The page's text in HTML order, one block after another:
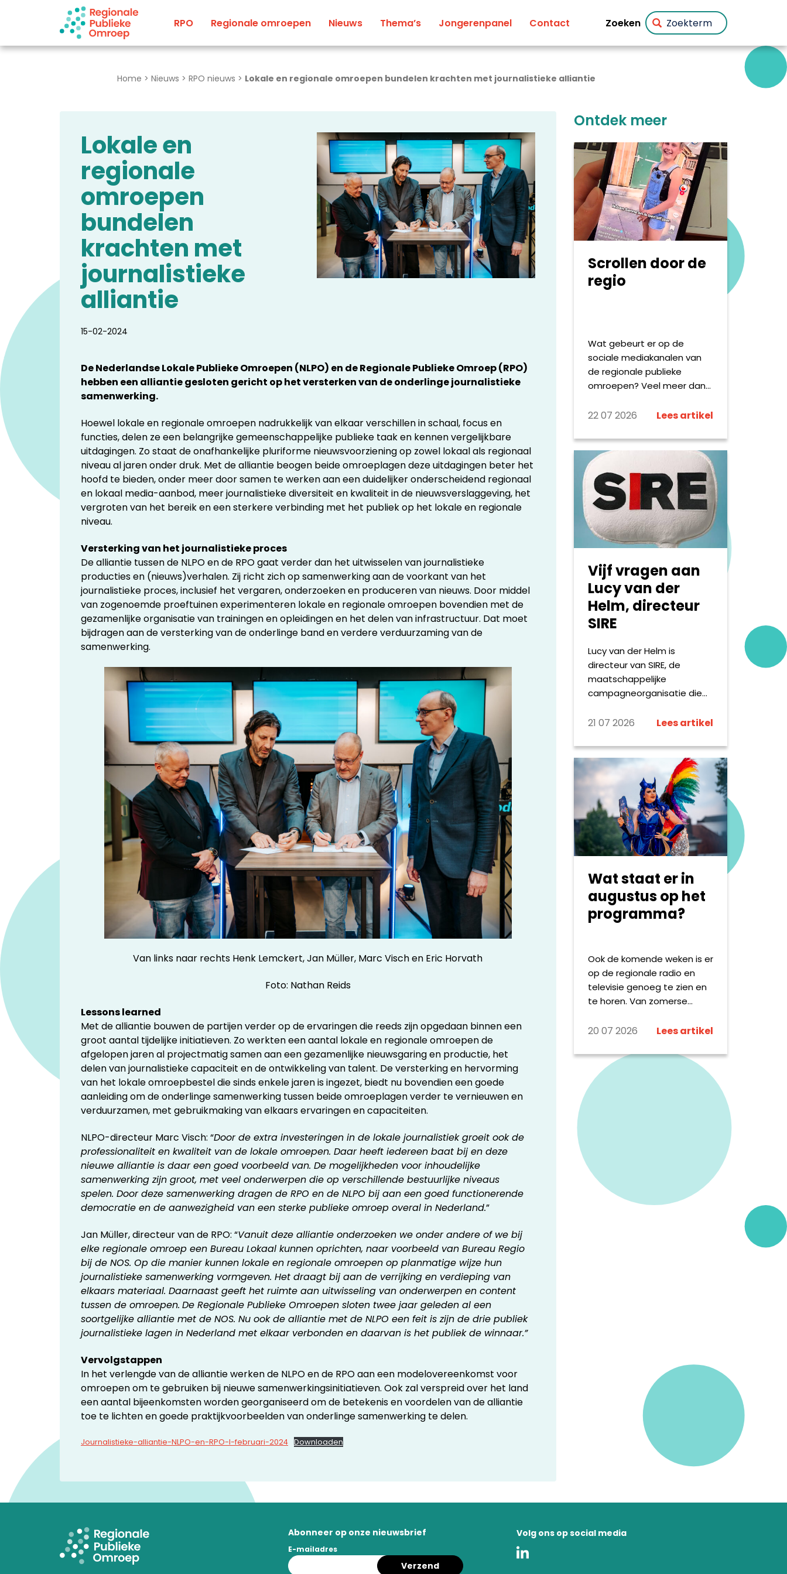
RPO Regionale omroepen Nieuws Thema’s Jongerenpanel Contact Zoeken
Home > Nieuws > RPO nieuws > Lokale en regionale omroepen bundelen krachten met journalistieke alliantie
Lokale en
regionale
omroepen
bundelen
krachten met
journalistieke
alliantie
15-02-2024
De Nederlandse Lokale Publieke Omroepen (NLPO) en de Regionale Publieke Omroep (RPO)
hebben een alliantie gesloten gericht op het versterken van de onderlinge journalistieke
samenwerking.
Hoewel lokale en regionale omroepen nadrukkelijk van elkaar verschillen in schaal, focus en
functies, delen ze een belangrijke gemeenschappelijke publieke taak en kennen vergelijkbare
uitdagingen. Zo staat de onafhankelijke pluriforme nieuwsvoorziening op zowel lokaal als regionaal
niveau al jaren onder druk. Met de alliantie beogen beide omroeplagen deze uitdagingen beter het
hoofd te bieden, onder meer door samen te werken aan een duidelijker onderscheidend regionaal
en lokaal media-aanbod, meer journalistieke diversiteit en kwaliteit in de nieuwsverslaggeving, het
vergroten van het bereik en een sterkere verbinding met het publiek op het lokale en regionale
niveau.
Versterking van het journalistieke proces
De alliantie tussen de NLPO en de RPO gaat verder dan het uitwisselen van journalistieke
producties en (nieuws)verhalen. Zij richt zich op samenwerking aan de voorkant van het
journalistieke proces, inclusief het vergaren, onderzoeken en produceren van nieuws. Door middel
van zogenoemde proeftuinen experimenteren lokale en regionale omroepen bovendien met de
gezamenlijke organisatie van trainingen en opleidingen en het delen van infrastructuur. Dat moet
bijdragen aan de versterking van de onderlinge band en verdere verduurzaming van de
samenwerking.
Van links naar rechts Henk Lemckert, Jan Müller, Marc Visch en Eric Horvath
Foto: Nathan Reids
Lessons learned
Met de alliantie bouwen de partijen verder op de ervaringen die reeds zijn opgedaan binnen een
groot aantal tijdelijke initiatieven. Zo werkten een aantal lokale en regionale omroepen de
afgelopen jaren al projectmatig samen aan een gezamenlijke nieuwsgaring en productie, het
delen van journalistieke capaciteit en de ontwikkeling van talent. De versterking en hervorming
van het lokale omroepbestel die sinds enkele jaren is ingezet, biedt nu bovendien een goede
aanleiding om de onderlinge samenwerking tussen beide omroeplagen verder te vernieuwen en
verduurzamen, met gebruikmaking van elkaars ervaringen en capaciteiten.
NLPO-directeur Marc Visch: “Door de extra investeringen in de lokale journalistiek groeit ook de
professionaliteit en kwaliteit van de lokale omroepen. Daar heeft iedereen baat bij en deze
nieuwe alliantie is daar een goed voorbeeld van. De mogelijkheden voor inhoudelijke
samenwerking zijn groot, met veel onderwerpen die op verschillende bestuurlijke niveaus
spelen. Door deze samenwerking dragen de RPO en de NLPO bij aan een goed functionerende
democratie en de aanwezigheid van een sterke publieke omroep overal in Nederland.”
Jan Müller, directeur van de RPO: “Vanuit deze alliantie onderzoeken we onder andere of we bij
elke regionale omroep een Bureau Lokaal kunnen oprichten, naar voorbeeld van Bureau Regio
bij de NOS. Op die manier kunnen lokale en regionale omroepen op planmatige wijze hun
journalistieke samenwerking vormgeven. Het draagt bij aan de verrijking en verdieping van
elkaars materiaal. Daarnaast geeft het ruimte aan uitwisseling van onderwerpen en content
tussen de omroepen. De Regionale Publieke Omroepen sloten twee jaar geleden al een
soortgelijke alliantie met de NOS. Nu ook de alliantie met de NLPO een feit is zijn de drie publiek
journalistieke lagen in Nederland met elkaar verbonden en daarvan is het publiek de winnaar.”
Vervolgstappen
In het verlengde van de alliantie werken de NLPO en de RPO aan een modelovereenkomst voor
omroepen om te gebruiken bij nieuwe samenwerkingsinitiatieven. Ook zal verspreid over het land
een aantal bijeenkomsten worden georganiseerd om de betekenis en voordelen van de alliantie
toe te lichten en goede praktijkvoorbeelden van onderlinge samenwerking te delen.
Journalistieke-alliantie-NLPO-en-RPO-I-februari-2024 Downloaden
Ontdek meer
Scrollen door de
regio
Wat gebeurt er op de
sociale mediakanalen van
de regionale publieke
omroepen? Veel meer dan
nieuws alleen: deze zomer
een opvallende bus door
Fryslân, worden Drentse
keten beoordeeld alsof het
sterrenrestaurants zijn en
zoekt Omroep Brabant
sportliefhebbers op Strava
op. Hieronder delen we
kleine greep uit wat de
22 07 2026 Lees artikel
Vijf vragen aan
Lucy van der
Helm, directeur
SIRE
Lucy van der Helm is
directeur van SIRE, de
maatschappelijke
campagneorganisatie die
confronterende en vaak
campagnes aan het denken
zet. Vanuit haar rol geeft zij
leiding aan een breed
netwerk van media-,
communicatie-,
maatschappelijke en
wetenschappelijke partners
die zich samen inzetten
verandering. Met
campagnes als #DOESLIEF,
Polarisatie en De Dood laat
zij zien hoe onderzoek, data
agenderen van urgente
maatschappelijke
vraagstukken.
21 07 2026 Lees artikel
Wat staat er in
augustus op het
programma?
Ook de komende weken is er
op de regionale radio en
televisie genoeg te zien en
te horen. Van zomerse
evenementen tot
en series over bijzondere
mensen en plekken in de
regio. We zetten een aantal
20 07 2026 Lees artikel
Abonneer op onze nieuwsbrief
E-mailadres
Volg ons op social media